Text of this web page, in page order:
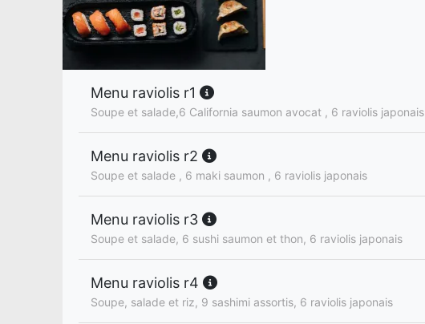
Menu raviolis r1
Soupe et salade,6 California saumon avocat , 6 raviolis japonais
Menu raviolis r2
Soupe et salade , 6 maki saumon , 6 raviolis japonais
Menu raviolis r3
Soupe et salade, 6 sushi saumon et thon, 6 raviolis japonais
Menu raviolis r4
Soupe, salade et riz, 9 sashimi assortis, 6 raviolis japonais